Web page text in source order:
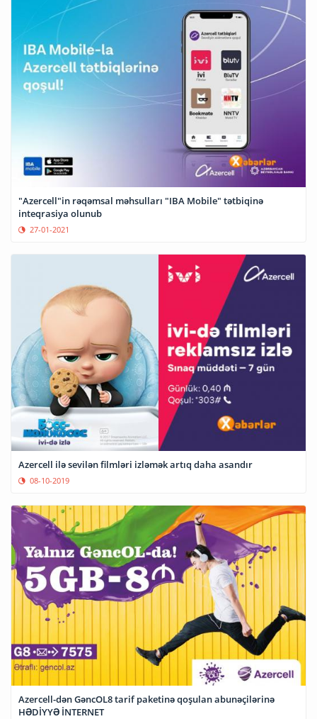
"Azercell"in rəqəmsal məhsulları "IBA Mobile" tətbiqinə
inteqrasiya olunub
27-01-2021
Azercell ilə sevilən filmləri izləmək artıq daha asandır
08-10-2019
Azercell-dən GəncOL8 tarif paketinə qoşulan abunəçilərinə
HƏDİYYƏ İNTERNET